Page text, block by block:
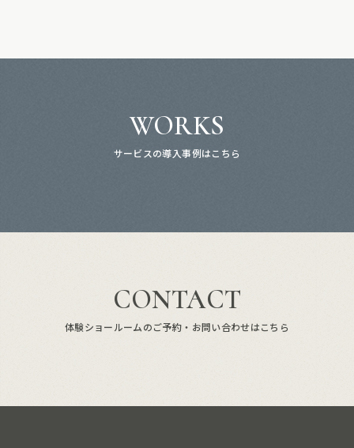
WORKS
サービスの導入事例はこちら
CONTACT
体験ショールームのご予約・お問い合わせはこちら